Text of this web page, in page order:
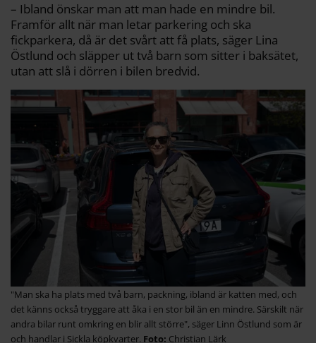
– Ibland önskar man att man hade en mindre bil.
Framför allt när man letar parkering och ska
fickparkera, då är det svårt att få plats, säger Lina
Östlund och släpper ut två barn som sitter i baksätet,
utan att slå i dörren i bilen bredvid.
"Man ska ha plats med två barn, packning, ibland är katten med, och
det känns också tryggare att åka i en stor bil än en mindre. Särskilt när
andra bilar runt omkring en blir allt större", säger Linn Östlund som är
och handlar i Sickla köpkvarter.
Christian Lärk